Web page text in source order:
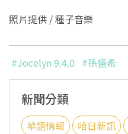
照片提供 / 種子音樂
#Jocelyn 9.4.0 #孫盛希
新聞分類
華語情報 哈日新訊